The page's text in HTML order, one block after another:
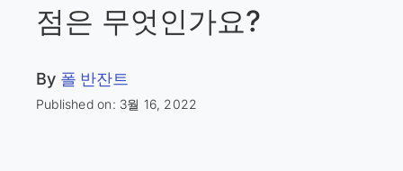
점은 무엇인가요?
By 폴 반잔트
Published on: 3월 16, 2022